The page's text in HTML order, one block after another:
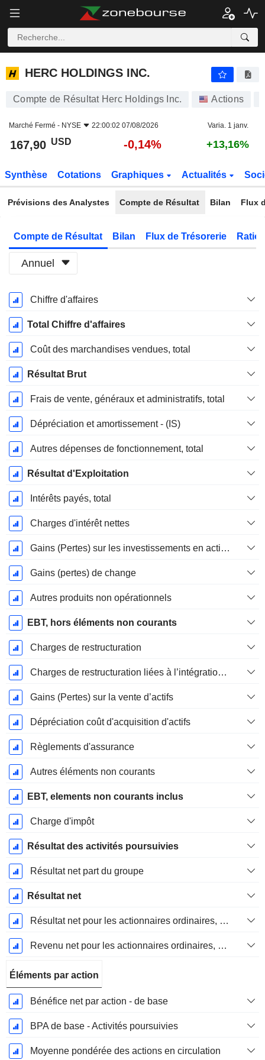
HERC HOLDINGS INC.
HERC HOLDINGS INC.
Compte de Résultat Herc Holdings Inc. Actions
Marché Fermé - NYSE 22:00:02 07/08/2026 Varia. 1 janv.
167,90 USD -0,14% +13,16%
Synthèse Cotations Graphiques Actualités
Prévisions des Analystes Compte de Résultat Bilan Flux
Compte de Résultat Bilan Flux de Trésorerie
Annuel
Période
Fiscale:
Décembre
Chiffre d'affaires
Total Chiffre d'affaires
Coût des marchandises vendues, total
Résultat Brut
Frais de vente, généraux et administratifs, total
Dépréciation et amortissement - (IS)
Autres dépenses de fonctionnement, total
Résultat d'Exploitation
Intérêts payés, total
Charges d'intérêt nettes
Gains (Pertes) sur les investissements en actions
Gains (pertes) de change
Autres produits non opérationnels
EBT, hors éléments non courants
Charges de restructuration
Charges de restructuration liées à l’intégration d’une nouvelle activité (Fusions, Acquisitions)
Gains (Pertes) sur la vente d’actifs
Dépréciation coût d'acquisition d'actifs
Règlements d'assurance
Autres éléments non courants
EBT, elements non courants inclus
Charge d'impôt
Résultat des activités poursuivies
Résultat net part du groupe
Résultat net
Résultat net pour les actionnaires ordinaires, éléments exceptionnels inclus.
Revenu net pour les actionnaires ordinaires, hors éléments exceptionnelsRésultat net pour les actionnaires ordinaires, éléments exceptionnels exclus.
Éléments par action
Bénéfice net par action - de base
BPA de base - Activités poursuivies
Moyenne pondérée des actions en circulation